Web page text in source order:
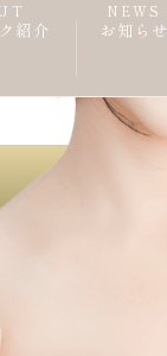
紹介
NEWS
お知らせ